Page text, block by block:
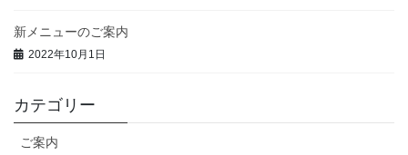
新メニューのご案内
2022年10月1日
カテゴリー
ご案内